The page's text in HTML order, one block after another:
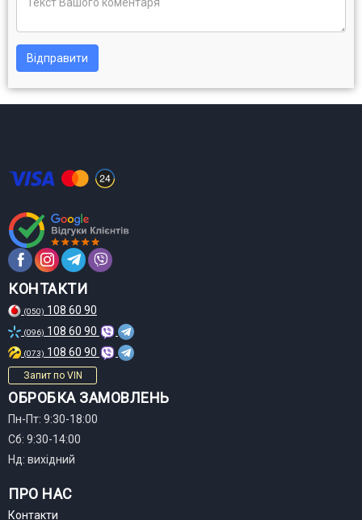
Відправити
КОНТАКТИ
(050) 108 60 90
(096) 108 60 90
(073) 108 60 90
Запит по VIN
ОБРОБКА ЗАМОВЛЕНЬ
Пн-Пт: 9:30-18:00
Сб: 9:30-14:00
Нд: вихідний
ПРО НАС
Контакти